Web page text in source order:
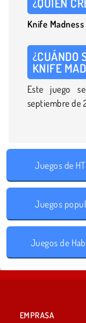
Knife Madness
¿CUÁNDO
KNIFE
Este juego
septiembre de
Juegos de
Juegos
Juegos de
EMPRASA